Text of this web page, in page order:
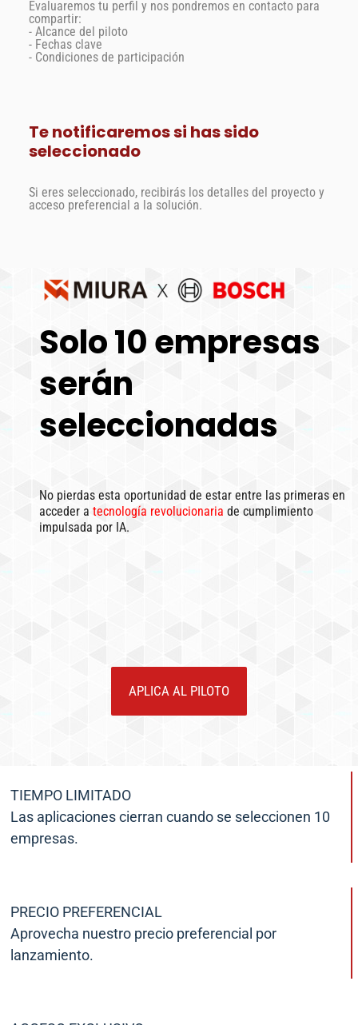
Evaluaremos tu perfil y nos pondremos en contacto para
compartir:
- Alcance del piloto
- Fechas clave
- Condiciones de participación
Te notificaremos si has sido
seleccionado
Si eres seleccionado, recibirás los detalles del proyecto y
acceso preferencial a la solución.
Solo 10 empresas
serán
seleccionadas
No pierdas esta oportunidad de estar entre las primeras en
acceder a tecnología revolucionaria de cumplimiento
impulsada por IA.
APLICA AL PILOTO
TIEMPO LIMITADO
Las aplicaciones cierran cuando se seleccionen 10
empresas.
PRECIO PREFERENCIAL
Aprovecha nuestro precio preferencial por
lanzamiento.